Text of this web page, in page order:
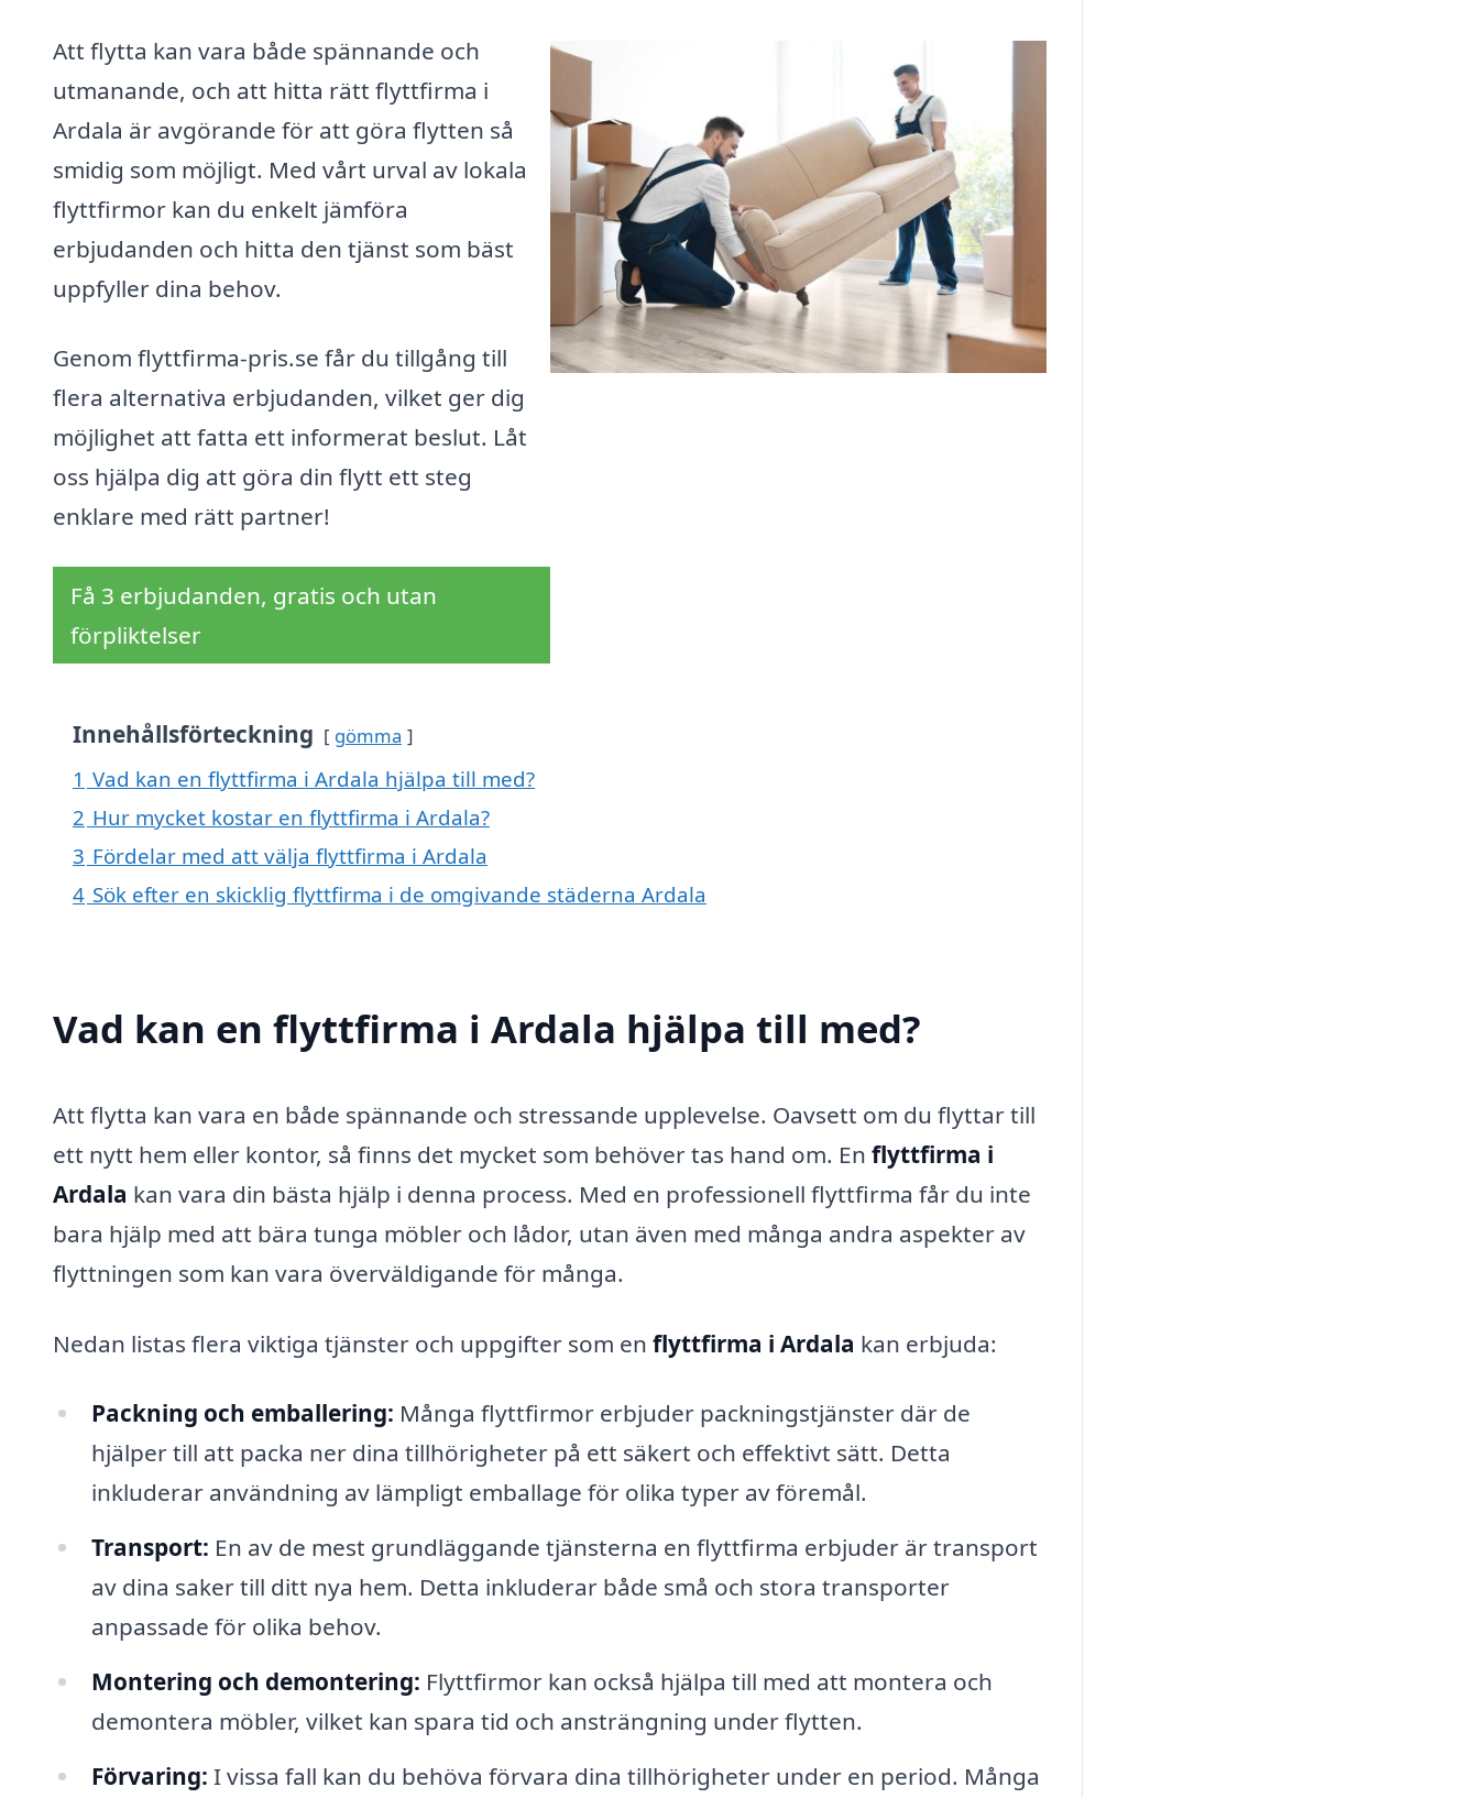
Att flytta kan vara både spännande och
utmanande, och att hitta rätt flyttfirma i
Ardala är avgörande för att göra flytten så
smidig som möjligt. Med vårt urval av lokala
flyttfirmor kan du enkelt jämföra
erbjudanden och hitta den tjänst som bäst
uppfyller dina behov.
Genom flyttfirma-pris.se får du tillgång till
flera alternativa erbjudanden, vilket ger dig
möjlighet att fatta ett informerat beslut. Låt
oss hjälpa dig att göra din flytt ett steg
enklare med rätt partner!
Få 3 erbjudanden, gratis och utan
förpliktelser
Innehållsförteckning gömma
1 Vad kan en flyttfirma i Ardala hjälpa till med?
2 Hur mycket kostar en flyttfirma i Ardala?
3 Fördelar med att välja flyttfirma i Ardala
4 Sök efter en skicklig flyttfirma i de omgivande städerna Ardala
Vad kan en flyttfirma i Ardala hjälpa till med?
Att flytta kan vara en både spännande och stressande upplevelse. Oavsett om du flyttar till
ett nytt hem eller kontor, så finns det mycket som behöver tas hand om. En flyttfirma i
Ardala kan vara din bästa hjälp i denna process. Med en professionell flyttfirma får du inte
bara hjälp med att bära tunga möbler och lådor, utan även med många andra aspekter av
flyttningen som kan vara överväldigande för många.
Nedan listas flera viktiga tjänster och uppgifter som en flyttfirma i Ardala kan erbjuda:
Packning och emballering: Många flyttfirmor erbjuder packningstjänster där de
hjälper till att packa ner dina tillhörigheter på ett säkert och effektivt sätt. Detta
inkluderar användning av lämpligt emballage för olika typer av föremål.
Transport: En av de mest grundläggande tjänsterna en flyttfirma erbjuder är transport
av dina saker till ditt nya hem. Detta inkluderar både små och stora transporter
anpassade för olika behov.
Montering och demontering: Flyttfirmor kan också hjälpa till med att montera och
demontera möbler, vilket kan spara tid och ansträngning under flytten.
Förvaring: I vissa fall kan du behöva förvara dina tillhörigheter under en period. Många